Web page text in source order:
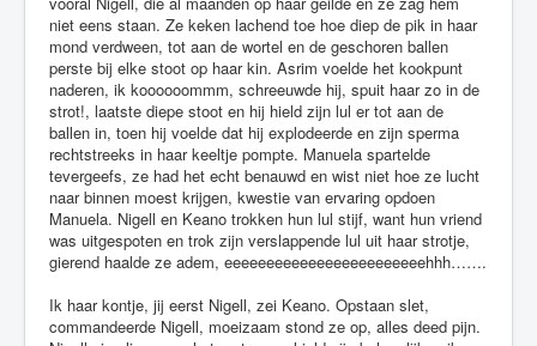
niet eens staan. Ze keken lachend toe hoe diep de pik in haar
mond verdween, tot aan de wortel en de geschoren ballen
perste bij elke stoot op haar kin. Asrim voelde het kookpunt
naderen, ik koooooommm, schreeuwde hij, spuit haar zo in de
strot!, laatste diepe stoot en hij hield zijn lul er tot aan de
ballen in, toen hij voelde dat hij explodeerde en zijn sperma
rechtstreeks in haar keeltje pompte. Manuela spartelde
tevergeefs, ze had het echt benauwd en wist niet hoe ze lucht
naar binnen moest krijgen, kwestie van ervaring opdoen
Manuela. Nigell en Keano trokken hun lul stijf, want hun vriend
was uitgespoten en trok zijn verslappende lul uit haar strotje,
gierend haalde ze adem, eeeeeeeeeeeeeeeeeeeeeeeehhh…….
Ik haar kontje, jij eerst Nigell, zei Keano. Opstaan slet,
commandeerde Nigell, moeizaam stond ze op, alles deed pijn.